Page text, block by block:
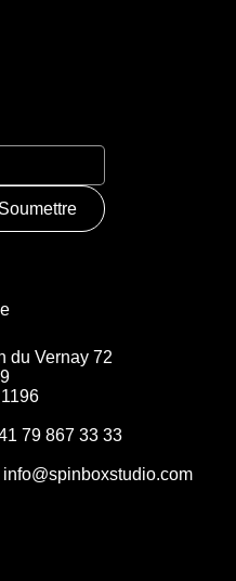
Soumettre
du Vernay 72
79 867 33 33
info@spinboxstudio.com